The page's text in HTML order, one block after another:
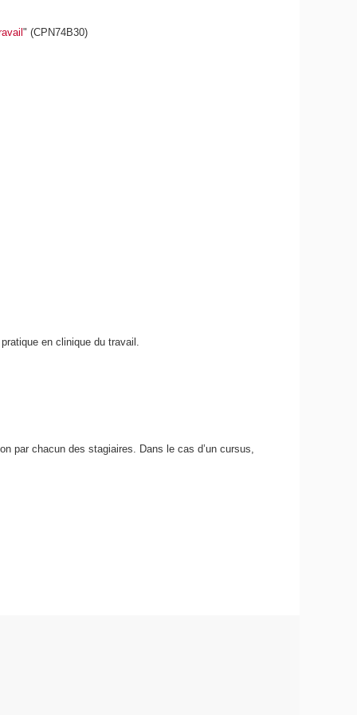
" (CPN74B30)
en clinique du travail.
par chacun des stagiaires. Dans le cas d’un cursus,